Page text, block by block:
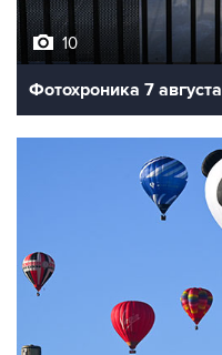
10
Фотохроника 7 августа